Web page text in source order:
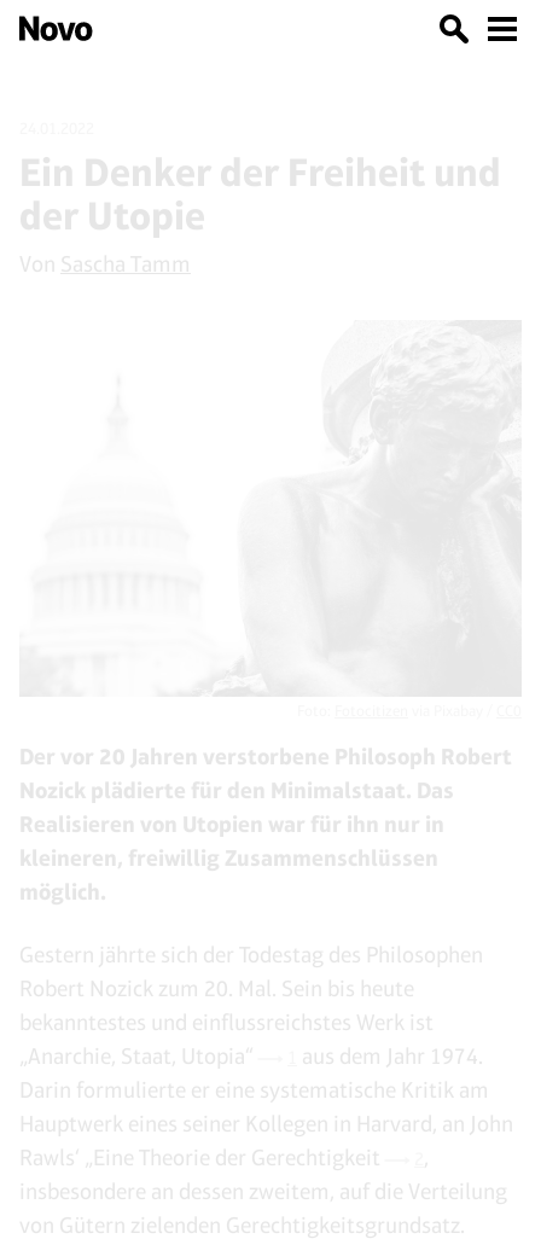
Ein Denker der Freiheit und
der Utopie
Von Sascha Tamm
Der vor 20 Jahren verstorbene Philosoph Robert
Nozick plädierte für den Minimalstaat. Das
Realisieren von Utopien war für ihn nur in
kleineren, freiwillig Zusammenschlüssen
möglich.
Gestern jährte sich der Todestag des Philosophen
Robert Nozick zum 20. Mal. Sein bis heute
bekanntestes und einflussreichstes Werk ist
„Anarchie, Staat, Utopia“
aus dem Jahr 1974.
Darin formulierte er eine systematische Kritik am
Hauptwerk eines seiner Kollegen in Harvard, an John
Rawls‘ „Eine Theorie der Gerechtigkeit
,
insbesondere an dessen zweitem, auf die Verteilung
von Gütern zielenden Gerechtigkeitsgrundsatz.